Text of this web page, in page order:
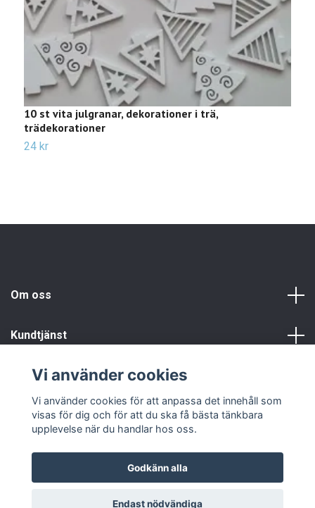
10 st vita julgranar, dekorationer i trä,
trädekorationer
24 kr
Om oss
Kundtjänst
© 2026 Fyndgren
Vi använder cookies
Vi använder cookies för att anpassa det innehåll som
visas för dig och för att du ska få bästa tänkbara
upplevelse när du handlar hos oss.
Godkänn alla
Endast nödvändiga